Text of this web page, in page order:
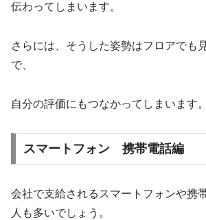
伝わってしまいます。
さらには、そうした姿勢はフロアでも
で、
自分の評価にもつなかってしまいます。
スマートフォン 携帯電話編
会社で支給されるスマートフォンや携
人も多いでしょう。